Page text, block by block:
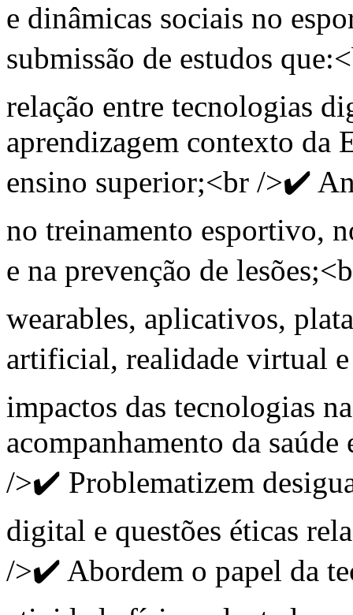
e dinâmicas sociais no
submissão de estudos
relação entre tecnologias
aprendizagem contexto da
ensino superior;<br />✔️
no treinamento esportivo,
e na prevenção de
wearables, aplicativos,
artificial, realidade virtual
impactos das tecnologias
acompanhamento da
/>✔️ Problematizem
digital e questões éticas
/>✔️ Abordem o papel da